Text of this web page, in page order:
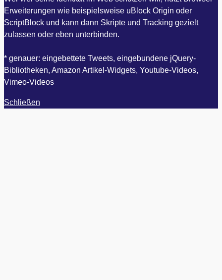
Erweiterungen wie beispielsweise uBlock Origin oder
ScriptBlock und kann dann Skripte und Tracking gezielt
zulassen oder eben unterbinden.
* genauer: eingebettete Tweets, eingebundene jQuery-
Bibliotheken, Amazon Artikel-Widgets, Youtube-Videos,
Vimeo-Videos
Schließen